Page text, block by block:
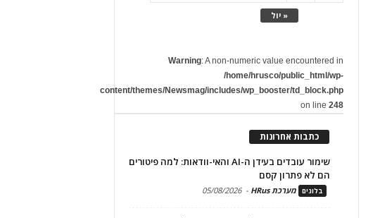
« יול
Warning: A non-numeric value encountered in
/home/hrusco/public_html/wp-
content/themes/Newsmag/includes/wp_booster/td_block.php
on line248
כתבות אחרונות
שימור עובדים בעידן ה-AI והאי-וודאות: למה פיטורים
הם לא פתרון קסם
בלוגים מערכת HRus -
05/08/2026